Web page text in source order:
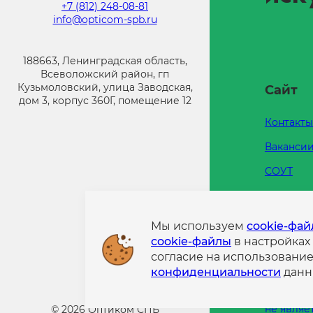
+7 (812) 248-08-81
info@opticom-spb.ru
188663, Ленинградская область,
Всеволожский район, гп
Кузьмоловский, улица Заводская,
дом 3, корпус 360Г, помещение 12
© 2026 Оптиком СПБ
Сайт
Контакты
Вакансии
СОУТ
не
Мы используем cookie-
cookie-файлы в
согласие на
конфиденциальности